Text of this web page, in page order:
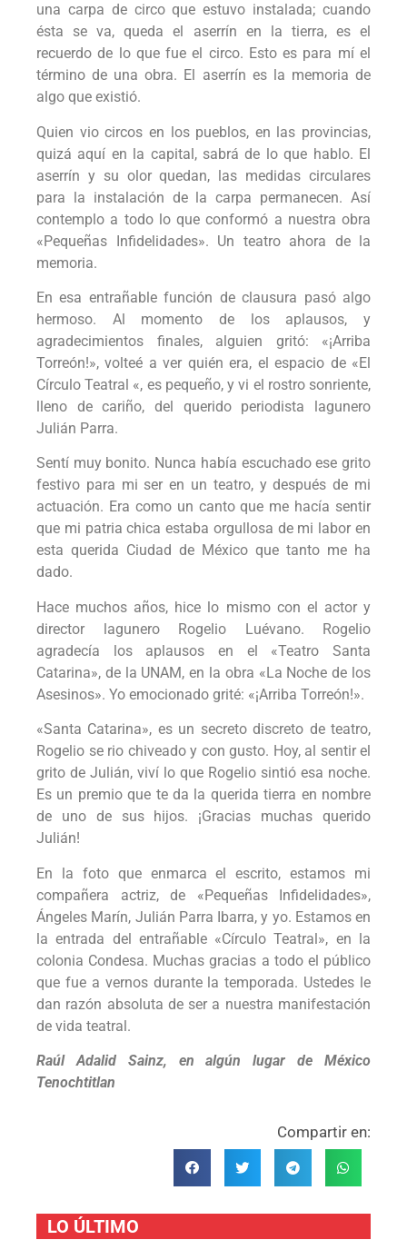
una carpa de circo que estuvo instalada; cuando
ésta se va, queda el aserrín en la tierra, es el
recuerdo de lo que fue el circo. Esto es para mí el
término de una obra. El aserrín es la memoria de
algo que existió.
Quien vio circos en los pueblos, en las provincias,
quizá aquí en la capital, sabrá de lo que hablo. El
aserrín y su olor quedan, las medidas circulares
para la instalación de la carpa permanecen. Así
contemplo a todo lo que conformó a nuestra obra
«Pequeñas Infidelidades». Un teatro ahora de la
memoria.
En esa entrañable función de clausura pasó algo
hermoso. Al momento de los aplausos, y
agradecimientos finales, alguien gritó: «¡Arriba
Torreón!», volteé a ver quién era, el espacio de «El
Círculo Teatral «, es pequeño, y vi el rostro sonriente,
lleno de cariño, del querido periodista lagunero
Julián Parra.
Sentí muy bonito. Nunca había escuchado ese grito
festivo para mi ser en un teatro, y después de mi
actuación. Era como un canto que me hacía sentir
que mi patria chica estaba orgullosa de mi labor en
esta querida Ciudad de México que tanto me ha
dado.
Hace muchos años, hice lo mismo con el actor y
director lagunero Rogelio Luévano. Rogelio
agradecía los aplausos en el «Teatro Santa
Catarina», de la UNAM, en la obra «La Noche de los
Asesinos». Yo emocionado grité: «¡Arriba Torreón!».
«Santa Catarina», es un secreto discreto de teatro,
Rogelio se rio chiveado y con gusto. Hoy, al sentir el
grito de Julián, viví lo que Rogelio sintió esa noche.
Es un premio que te da la querida tierra en nombre
de uno de sus hijos. ¡Gracias muchas querido
Julián!
En la foto que enmarca el escrito, estamos mi
compañera actriz, de «Pequeñas Infidelidades»,
Ángeles Marín, Julián Parra Ibarra, y yo. Estamos en
la entrada del entrañable «Círculo Teatral», en la
colonia Condesa. Muchas gracias a todo el público
que fue a vernos durante la temporada. Ustedes le
dan razón absoluta de ser a nuestra manifestación
de vida teatral.
Raúl Adalid Sainz, en algún lugar de México
Tenochtitlan
Compartir en:
LO ÚLTIMO